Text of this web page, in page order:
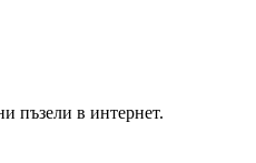
пъзели в интернет.